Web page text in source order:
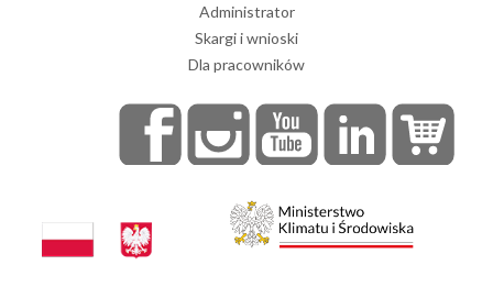
Administrator
Skargi i wnioski
Dla pracowników